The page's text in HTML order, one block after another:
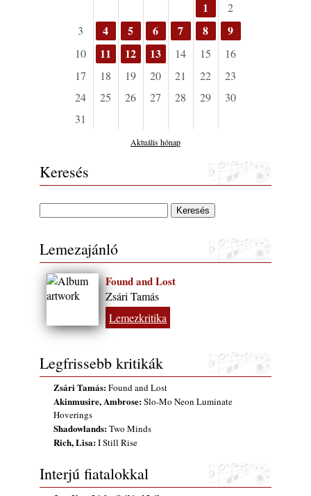
1
2
3
4 5 6 7 8 9
10 11 12 13 14 15
16
17
18 19 20 21 22
23
24
25 26 27 28 29
30
31
Aktuális hónap
Keresés
Lemezajánló
Found and Lost
Zsári Tamás
Lemezkritika
Legfrissebb kritikák
Zsári Tamás:Found and Lost
Akinmusire, Ambrose:Slo-Mo Neon Luminate
Hoverings
Shadowlands:Two Minds
Rich, Lisa:I Still Rise
Interjú fiatalokkal